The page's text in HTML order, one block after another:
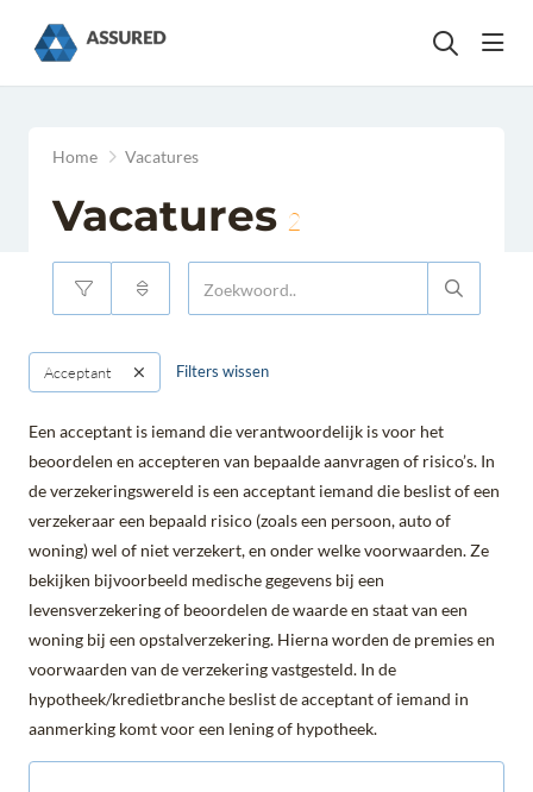
Home Vacatures
Vacatures 2
Acceptant Filters wissen
Een acceptant is iemand die verantwoordelijk is voor het
beoordelen en accepteren van bepaalde aanvragen of risico’s. In
de verzekeringswereld is een acceptant iemand die beslist of een
verzekeraar een bepaald risico (zoals een persoon, auto of
woning) wel of niet verzekert, en onder welke voorwaarden. Ze
bekijken bijvoorbeeld medische gegevens bij een
levensverzekering of beoordelen de waarde en staat van een
woning bij een opstalverzekering. Hierna worden de premies en
voorwaarden van de verzekering vastgesteld. In de
hypotheek/kredietbranche beslist de acceptant of iemand in
aanmerking komt voor een lening of hypotheek.